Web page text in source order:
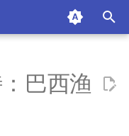
巴西渔